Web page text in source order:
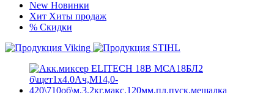
New Новинки
Хит Хиты продаж
% Скидки